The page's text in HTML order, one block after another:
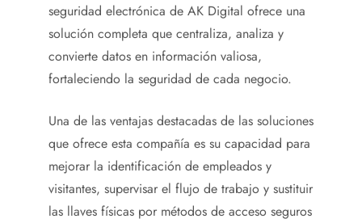
seguridad electrónica de AK Digital ofrece una
solución completa que centraliza, analiza y
convierte datos en información valiosa,
fortaleciendo la seguridad de cada negocio.
Una de las ventajas destacadas de las soluciones
que ofrece esta compañía es su capacidad para
mejorar la identificación de empleados y
visitantes, supervisar el flujo de trabajo y sustituir
las llaves físicas por métodos de acceso seguros